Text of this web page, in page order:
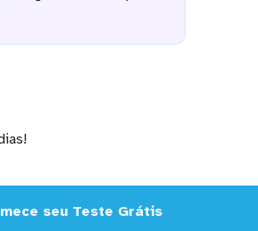
seu Teste Grátis